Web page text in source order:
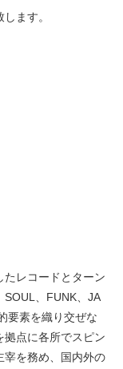
ます。
レコードとターン
SOUL、FUNK、JA
要素を織り交ぜな
点に各所でスピン
宰を務め、国内外の